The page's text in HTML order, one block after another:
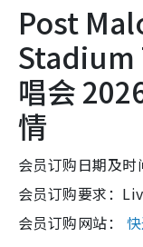
Post
Stadium
唱会
情
会员订购日期及
会员订购要求：
会员订购网站：